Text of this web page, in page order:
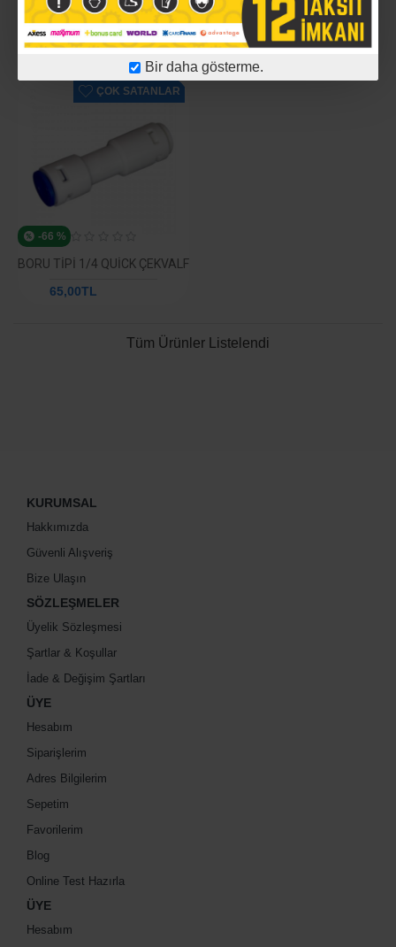
Bir daha gösterme.
VALVE) FITTING
67,46TL 292,59TL
VALF
67,46TL 146,29TL
ÇOK SATANLAR
-66 %
BORU TIPI 1/4 QUICK ÇEKVALF
65,00TL
Tüm Ürünler Listelendi
KURUMSAL
Hakkımızda
Güvenli Alışveriş
Bize Ulaşın
SÖZLEŞMELER
Üyelik Sözleşmesi
Şartlar & Koşullar
İade & Değişim Şartları
ÜYE
Hesabım
Siparişlerim
Adres Bilgilerim
Sepetim
Favorilerim
Blog
Online Test Hazırla
ÜYE
Hesabım